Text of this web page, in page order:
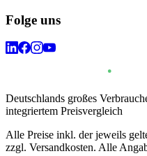
Folge uns
Deutschlands großes
integriertem Preisvergleich
Alle Preise inkl. der jeweils
zzgl. Versandkosten. Alle